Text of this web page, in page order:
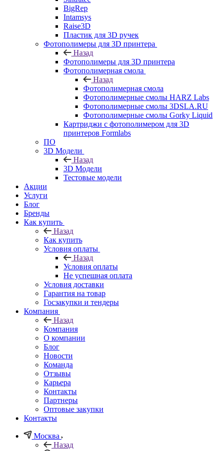
BigRep
Intamsys
Raise3D
Пластик для 3D ручек
Фотополимеры для 3D принтера
Назад
Фотополимеры для 3D принтера
Фотополимерная смола
Назад
Фотополимерная смола
Фотополимерные смолы HARZ Labs
Фотополимерные смолы 3DSLA.RU
Фотополимерные смолы Gorky Liquid
Картриджи с фотополимером для 3D
принтеров Formlabs
ПО
3D Модели
Назад
3D Модели
Тестовые модели
Акции
Услуги
Блог
Бренды
Как купить
Назад
Как купить
Условия оплаты
Назад
Условия оплаты
Не успешная оплата
Условия доставки
Гарантия на товар
Госзакупки и тендеры
Компания
Назад
Компания
О компании
Блог
Новости
Команда
Отзывы
Карьера
Контакты
Партнеры
Оптовые закупки
Контакты
Москва
Назад